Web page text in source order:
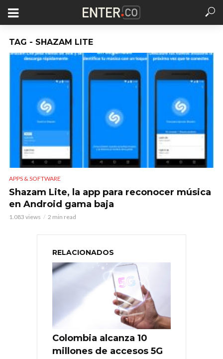
TAG - SHAZAM LITE
APPS & SOFTWARE
Shazam Lite, la app para reconocer música
en Android gama baja
1.083 views 2 min read
RELACIONADOS
Colombia alcanza 10
millones de accesos 5G